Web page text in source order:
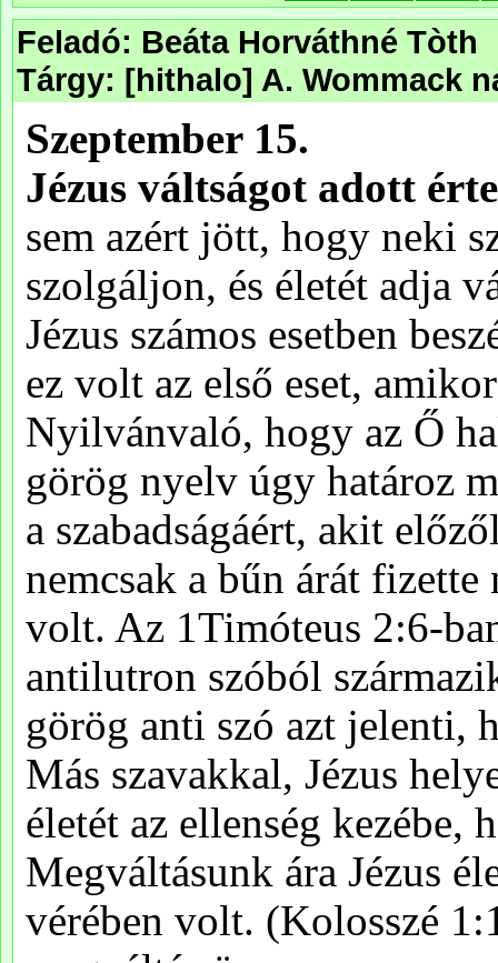
Feladó: Beáta Horváthné Tòth
Tárgy: [hithalo] A. Wommack